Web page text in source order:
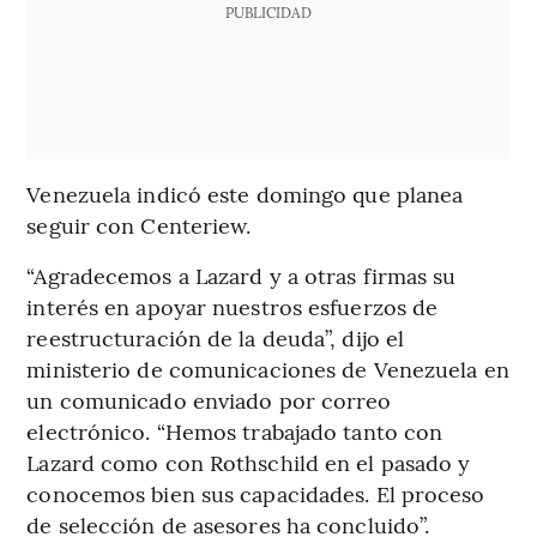
PUBLICIDAD
Venezuela indicó este domingo que planea
seguir con Centeriew.
“Agradecemos a Lazard y a otras firmas su
interés en apoyar nuestros esfuerzos de
reestructuración de la deuda”, dijo el
ministerio de comunicaciones de Venezuela en
un comunicado enviado por correo
electrónico. “Hemos trabajado tanto con
Lazard como con Rothschild en el pasado y
conocemos bien sus capacidades. El proceso
de selección de asesores ha concluido”.